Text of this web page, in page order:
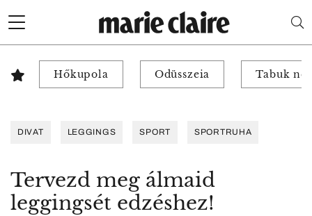
Hőkupola Odüsszeia Tabuk
DIVAT LEGGINGS SPORT SPORTRUHA
Tervezd meg álmaid
leggingsét edzéshez!